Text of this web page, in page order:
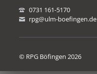
0731 161-5170
rpg@ulm-boefingen.de
© RPG Böfingen 2026